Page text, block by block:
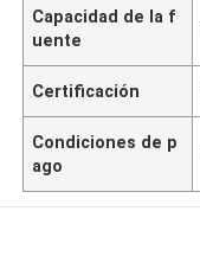
Capacidad de la f
uente
Certificación
Condiciones de p
ago